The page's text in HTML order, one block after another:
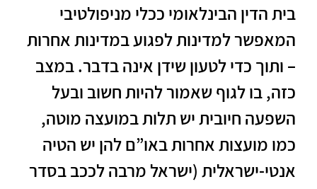
בית הדין הבינלאומי ככלי מניפולטיבי
המאפשר למדינות לפגוע במדינות אחרות
– ותוך כדי לטעון שידן אינה בדבר. במצב
כזה, בו לגוף שאמור להיות חשוב ובעל
השפעה חיובית יש תלות במועצה מוטה,
כמו מועצות אחרות באו”ם להן יש הטיה
אנטי-ישראלית (ישראל מרבה לככב בסדר